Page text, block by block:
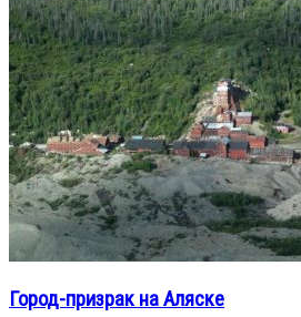
Город-призрак на Аляске